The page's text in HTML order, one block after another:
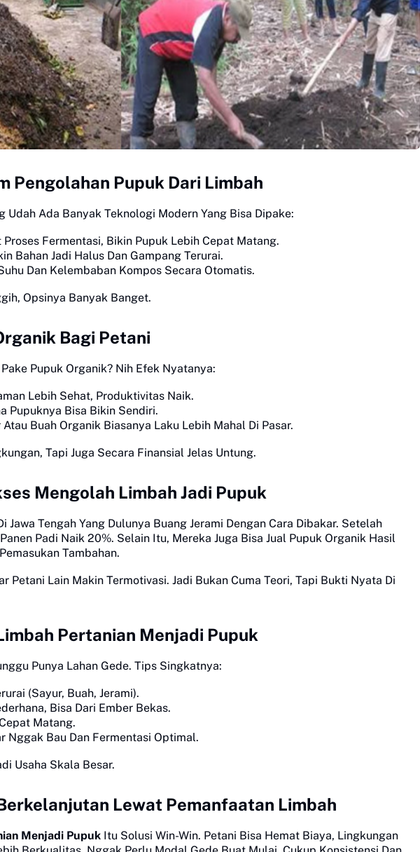
Pengolahan Pupuk Dari Limbah
Udah Ada Banyak Teknologi Modern Yang Bisa Dipake:
Fermentasi, Bikin Pupuk Lebih Cepat Matang.
Bahan Jadi Halus Dan Gampang Terurai.
Dan Kelembaban Kompos Secara Otomatis.
Opsinya Banyak Banget.
Bagi Petani
Pupuk Organik? Nih Efek Nyatanya:
Lebih Sehat, Produktivitas Naik.
Pupuknya Bisa Bikin Sendiri.
Buah Organik Biasanya Laku Lebih Mahal Di Pasar.
Tapi Juga Secara Finansial Jelas Untung.
Mengolah Limbah Jadi Pupuk
Jawa Tengah Yang Dulunya Buang Jerami Dengan Cara Dibakar. Setelah
Padi Naik 20%. Selain Itu, Mereka Juga Bisa Jual Pupuk Organik Hasil
Tambahan.
Petani Lain Makin Termotivasi. Jadi Bukan Cuma Teori, Tapi Bukti Nyata Di
Pertanian Menjadi Pupuk
Punya Lahan Gede. Tips Singkatnya:
(Sayur, Buah, Jerami).
Bisa Dari Ember Bekas.
Matang.
Nggak Bau Dan Fermentasi Optimal.
Usaha Skala Besar.
Lewat Pemanfaatan Limbah
Menjadi Pupuk Itu Solusi Win-Win. Petani Bisa Hemat Biaya, Lingkungan